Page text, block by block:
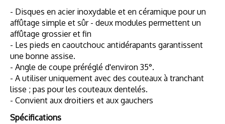
- Disques en acier inoxydable et en céramique pour un
affûtage simple et sûr - deux modules permettent un
affûtage grossier et fin
- Les pieds en caoutchouc antidérapants garantissent
une bonne assise.
- Angle de coupe préréglé d'environ 35°.
- A utiliser uniquement avec des couteaux à tranchant
lisse ; pas pour les couteaux dentelés.
- Convient aux droitiers et aux gauchers
Spécifications